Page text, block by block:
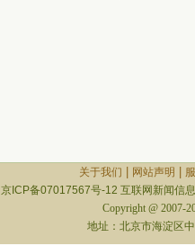
关于我们 网站声明
京ICP备07017567号-12 互联网新闻信
Copyright @ 2007-
地址：北京市海淀区